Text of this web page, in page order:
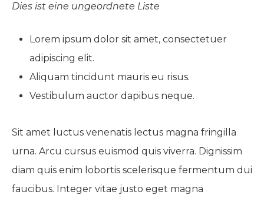
Dies ist eine ungeordnete Liste
Lorem ipsum dolor sit amet, consectetuer
adipiscing elit.
Aliquam tincidunt mauris eu risus.
Vestibulum auctor dapibus neque.
Sit amet luctus venenatis lectus magna fringilla
urna. Arcu cursus euismod quis viverra. Dignissim
diam quis enim lobortis scelerisque fermentum dui
faucibus. Integer vitae justo eget magna